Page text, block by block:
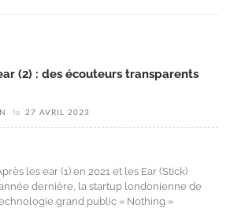
(2) : des écouteurs transparents
le 27 AVRIL 2023
les ear (1) en 2021 et les Ear (Stick)
dernière, la startup londonienne de
grand public « Nothing »